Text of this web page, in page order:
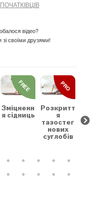
відео?
зі своїми друзями!
Зміцненн
я сідниць
FREE
Розкритт
я
тазостег
нових
суглобів
PRO